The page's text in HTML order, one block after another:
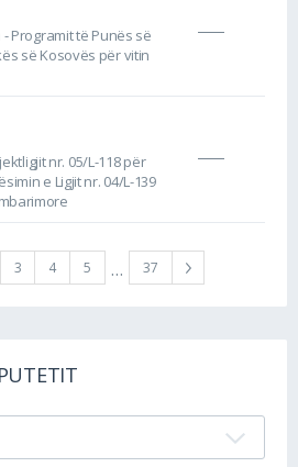
Programit të Punës së
së Kosovës për vitin
nr. 05/L-118 për
e Ligjit nr. 04/L-139
3 4 5 … 37